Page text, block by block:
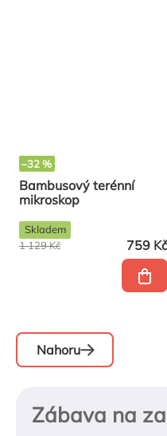
–32 %
Bambusový terénní
mikroskop
759 Kč
1 129 Kč
Skladem
Ovládací
výpisu
Nahoru
Zábava na